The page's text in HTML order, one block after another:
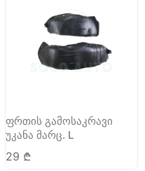
ფრთის გამოსაკრავი
უკანა მარც. L
29 ₾